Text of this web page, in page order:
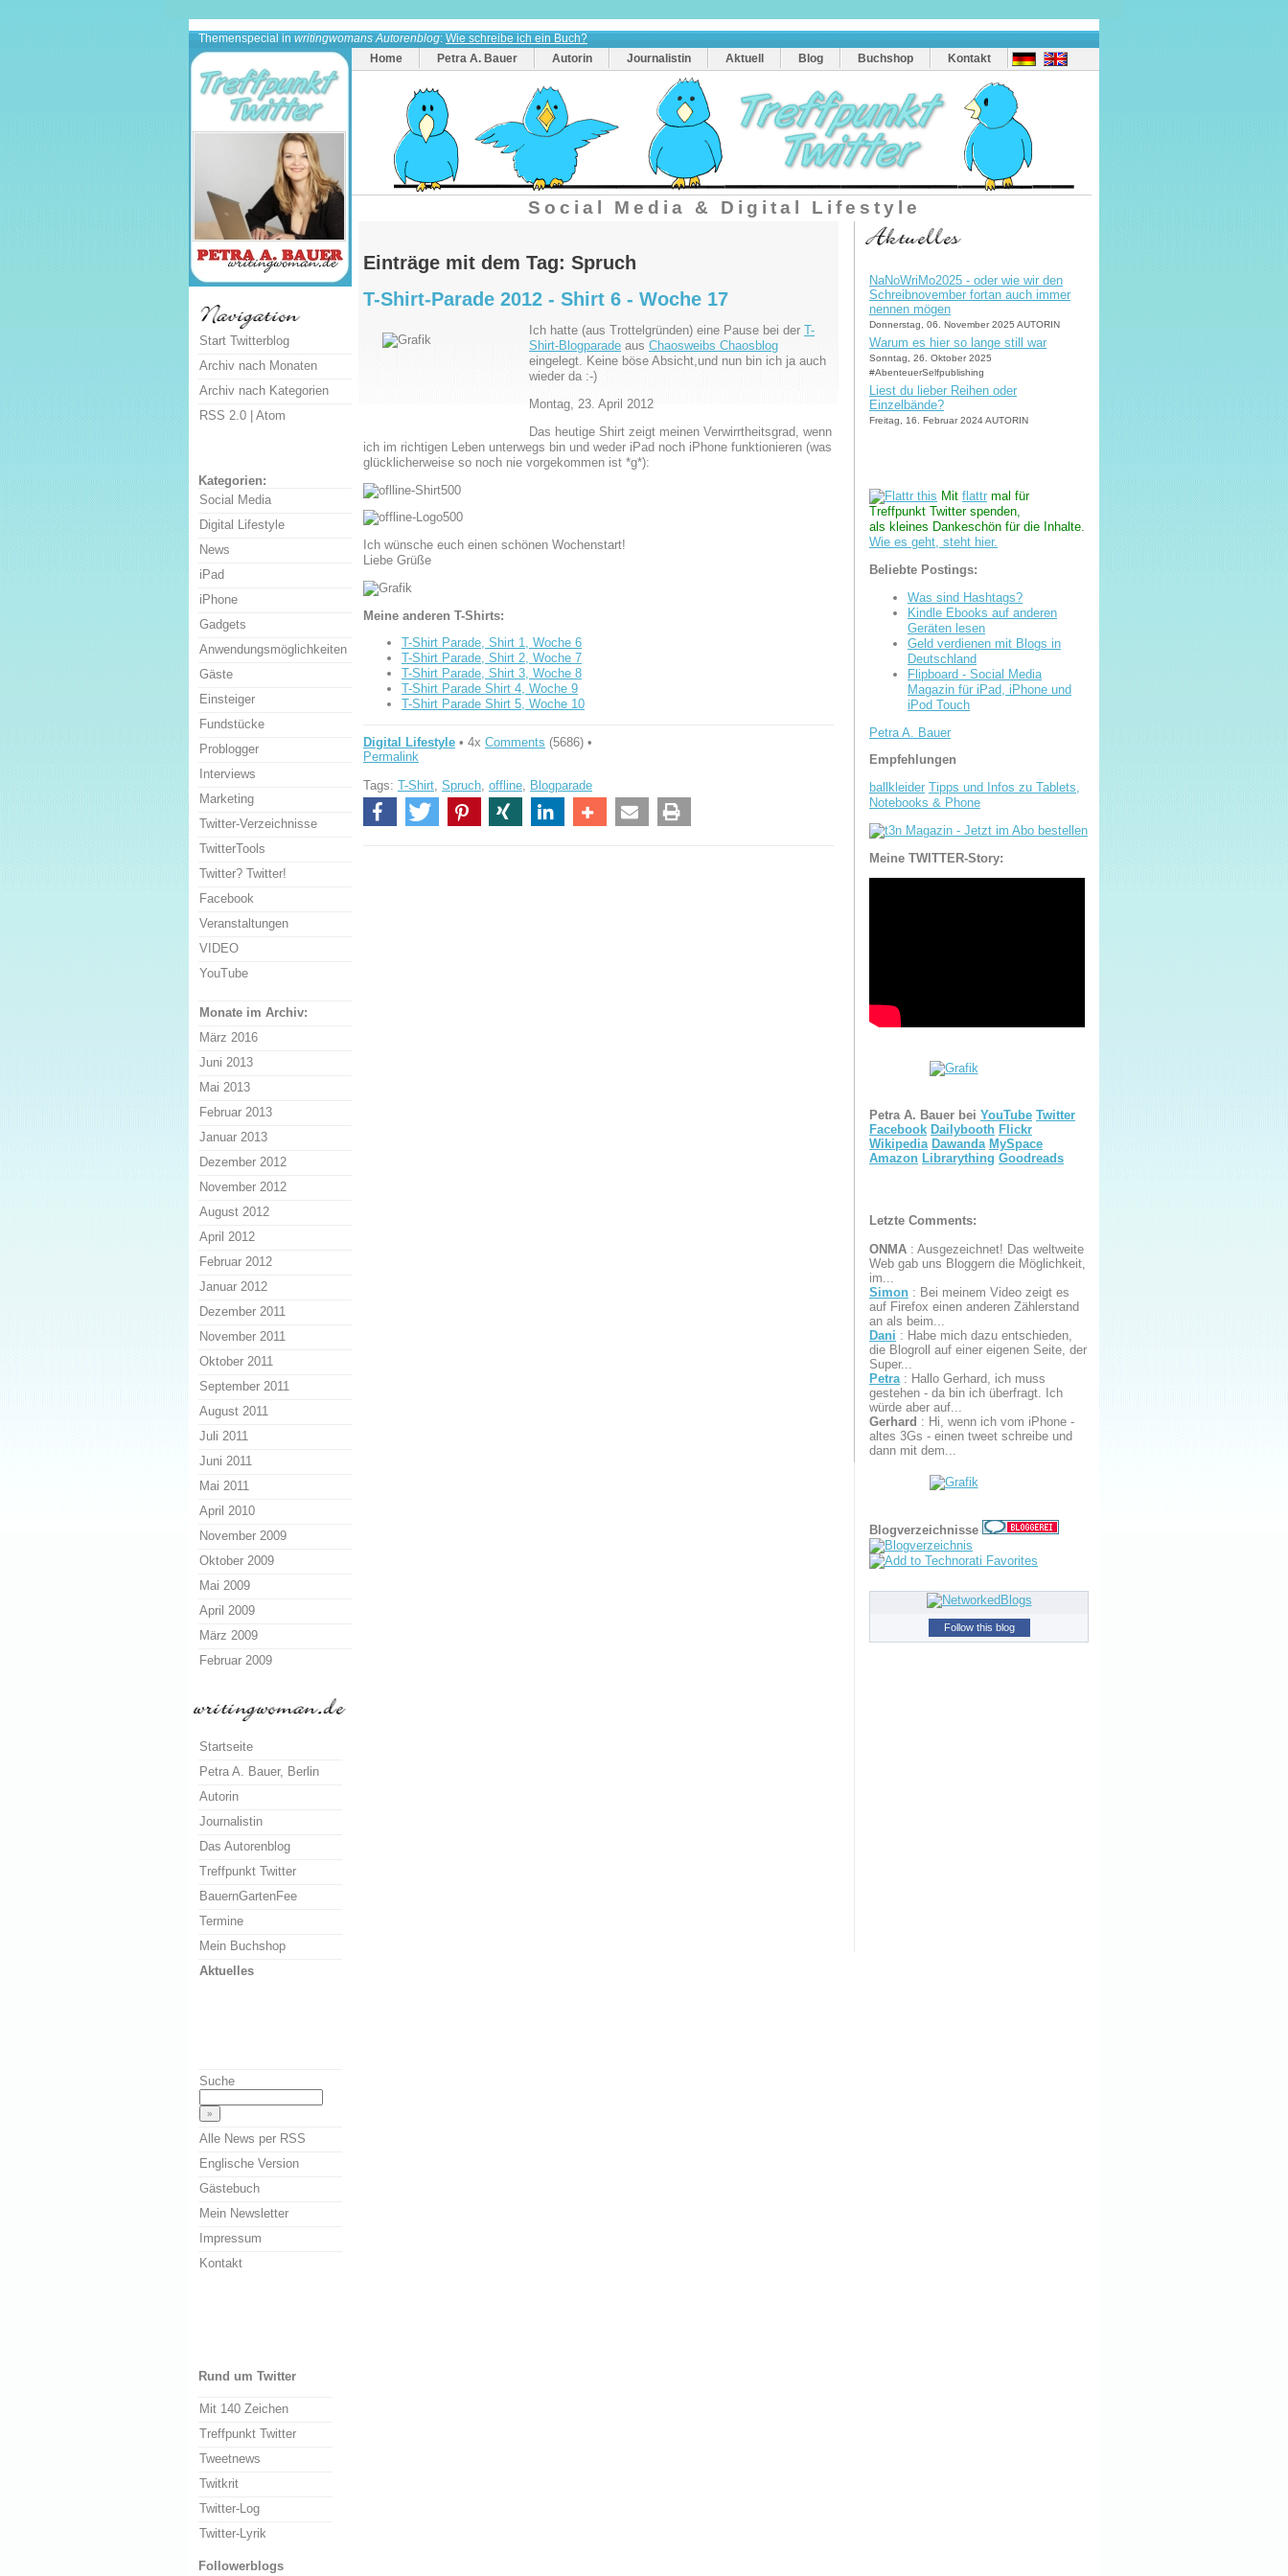
Themenspecial in writingwomans Autorenblog: Wie schreibe ich ein Buch?
Home
Petra A. Bauer Autorin Journalistin Aktuell Blog Buchshop Kontakt
Social Media & Digital Lifestyle
Einträge mit dem Tag: Spruch
T-Shirt-Parade 2012 - Shirt 6 - Woche 17
Ich hatte (aus Trottelgründen) eine Pause bei der T-
Shirt-Blogparade aus Chaosweibs Chaosblog
eingelegt. Keine böse Absicht,und nun bin ich ja auch
wieder da :-)
Montag, 23. April 2012
Das heutige Shirt zeigt meinen Verwirrtheitsgrad, wenn
ich im richtigen Leben unterwegs bin und weder iPad noch iPhone funktionieren (was
glücklicherweise so noch nie vorgekommen ist *g*):
Ich wünsche euch einen schönen Wochenstart!
Liebe Grüße
Meine anderen T-Shirts:
T-Shirt Parade, Shirt 1, Woche 6
T-Shirt Parade, Shirt 2, Woche 7
T-Shirt Parade, Shirt 3, Woche 8
T-Shirt Parade Shirt 4, Woche 9
T-Shirt Parade Shirt 5, Woche 10
Digital Lifestyle • 4x Comments (5686) •
Permalink
Tags: T-Shirt, Spruch, offline, Blogparade
NaNoWriMo2025 - oder wie wir den
Schreibnovember fortan auch immer
nennen mögen
Donnerstag, 06. November 2025 AUTORIN
Warum es hier so lange still war
Sonntag, 26. Oktober 2025
#AbenteuerSelfpublishing
Liest du lieber Reihen oder
Einzelbände?
Freitag, 16. Februar 2024 AUTORIN
Mit flattr mal für
Treffpunkt Twitter spenden,
als kleines Dankeschön für die Inhalte.
Wie es geht, steht hier.
Beliebte Postings:
Was sind Hashtags?
Kindle Ebooks auf anderen
Geräten lesen
Geld verdienen mit Blogs in
Deutschland
Flipboard - Social Media
Magazin für iPad, iPhone und
iPod Touch
Petra A. Bauer
Empfehlungen
ballkleider Tipps und Infos zu Tablets,
Notebooks & Phone
Meine TWITTER-Story:
Petra A. Bauer bei YouTube Twitter
Facebook Dailybooth Flickr
Wikipedia Dawanda MySpace
Amazon Librarything Goodreads
Letzte Comments:
ONMA : Ausgezeichnet! Das weltweite
Web gab uns Bloggern die Möglichkeit,
im...
Simon : Bei meinem Video zeigt es
auf Firefox einen anderen Zählerstand
an als beim...
Dani : Habe mich dazu entschieden,
die Blogroll auf einer eigenen Seite, der
Super...
Petra : Hallo Gerhard, ich muss
gestehen - da bin ich überfragt. Ich
würde aber auf...
Gerhard : Hi, wenn ich vom iPhone -
altes 3Gs - einen tweet schreibe und
dann mit dem...
Blogverzeichnisse
Follow this blog
Start Twitterblog
Archiv nach Monaten
Archiv nach Kategorien
RSS 2.0 | Atom
Kategorien:
Social Media
Digital Lifestyle
News
iPad
iPhone
Gadgets
Anwendungsmöglichkeiten
Gäste
Einsteiger
Fundstücke
Problogger
Interviews
Marketing
Twitter-Verzeichnisse
TwitterTools
Twitter? Twitter!
Facebook
Veranstaltungen
VIDEO
YouTube
Monate im Archiv:
März 2016
Juni 2013
Mai 2013
Februar 2013
Januar 2013
Dezember 2012
November 2012
August 2012
April 2012
Februar 2012
Januar 2012
Dezember 2011
November 2011
Oktober 2011
September 2011
August 2011
Juli 2011
Juni 2011
Mai 2011
April 2010
November 2009
Oktober 2009
Mai 2009
April 2009
März 2009
Februar 2009
Startseite
Petra A. Bauer, Berlin
Autorin
Journalistin
Das Autorenblog
Treffpunkt Twitter
BauernGartenFee
Termine
Mein Buchshop
Aktuelles
Suche
Alle News per RSS
Englische Version
Gästebuch
Mein Newsletter
Impressum
Kontakt
Rund um Twitter
Mit 140 Zeichen
Treffpunkt Twitter
Tweetnews
Twitkrit
Twitter-Log
Twitter-Lyrik
Followerblogs